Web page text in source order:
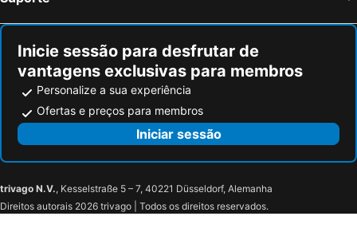
Inicie sessão para desfrutar de
vantagens exclusivas para membros
Personalize a sua experiência
Ofertas e preços para membros
Iniciar sessão
trivago N.V., Kesselstraße 5 – 7, 40221 Düsseldorf, Alemanha
Direitos autorais 2026 trivago | Todos os direitos reservados.